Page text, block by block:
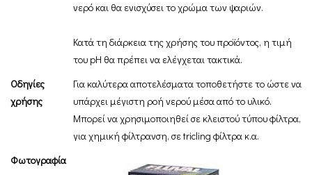
νερό και θα ενισχύσει το χρώμα των ψαριών.
Κατά τη διάρκεια της χρήσης του προϊόντος, η τιμή
του pH θα πρέπει να ελέγχεται τακτικά.
Οδηγίες
χρήσης
Για καλύτερα αποτελέσματα τοποθετήστε το ώστε να
υπάρχει μέγιστη ροή νερού μέσα από το υλικό.
Μπορεί να χρησιμοποιηθεί σε κλειστού τύπου φίλτρα,
για χημική φίλτρανση, σε tricling φίλτρα κ.α.
Φωτογραφία